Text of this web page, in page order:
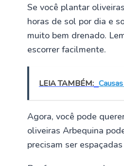
Se você plantar
horas de sol por dia e
muito bem drenado.
escorrer facilmente.
LEIA TAMBÉM:
Agora, você pode
oliveiras Arbequina
precisam ser